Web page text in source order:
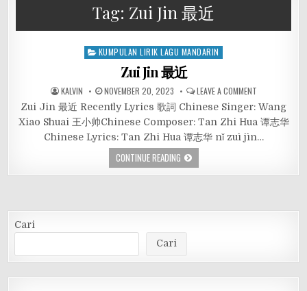
Tag: Zui Jin 最近
Posted
KUMPULAN LIRIK LAGU MANDARIN
Zui Jin 最近
KALVIN NOVEMBER 20, 2023 LEAVE A COMMENT
Zui Jin 最近 Recently Lyrics 歌詞 Chinese Singer: Wang
Xiao Shuai 王小帅Chinese Composer: Tan Zhi Hua 谭志华
Chinese Lyrics: Tan Zhi Hua 谭志华 nǐ zuì jìn…
CONTINUE READING
Cari
Cari